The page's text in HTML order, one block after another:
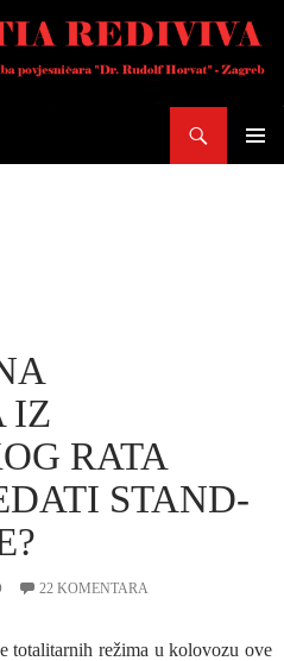
IZ
RATA
STAND-
22 KOMENTARA
totalitarnih režima u kolovozu ove